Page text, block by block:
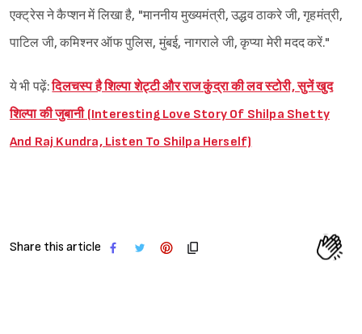
एक्ट्रेस ने कैप्शन में लिखा है, "माननीय मुख्यमंत्री, उद्धव ठाकरे जी, गृहमंत्री,
पाटिल जी, कमिश्नर ऑफ पुलिस, मुंबई, नागराले जी, कृप्या मेरी मदद करें."
ये भी पढ़ें:दिलचस्प है शिल्पा शेट्टी और राज कुंद्रा की लव स्टोरी, सुनें खुद
शिल्पा की जुबानी (Interesting Love Story Of Shilpa Shetty
And Raj Kundra, Listen To Shilpa Herself)
Share this article